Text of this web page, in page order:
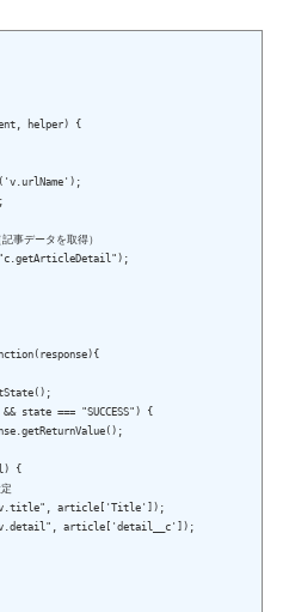
helper) {
事データを取得）
state === "SUCCESS") {
{
article['Title']);
article['detail__c']);